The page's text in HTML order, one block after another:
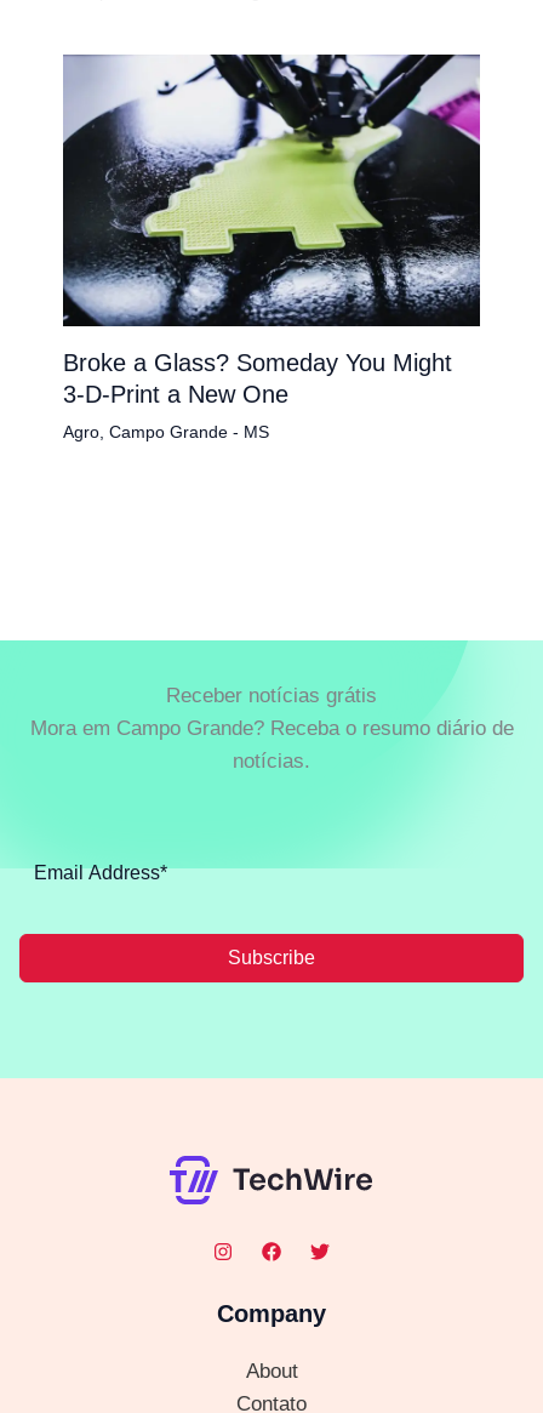
Broke a Glass? Someday You Might
3-D-Print a New One
Agro, Campo Grande - MS
Receber notícias grátis
Mora em Campo Grande? Receba o resumo diário de
notícias.
Subscribe
Company
About
Contato